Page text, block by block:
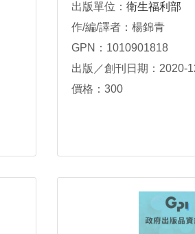
出版單位： 衛生福利部
作/編/譯者：楊錦青
GPN：1010901818
出版／創刊日期：2020-
價格：300